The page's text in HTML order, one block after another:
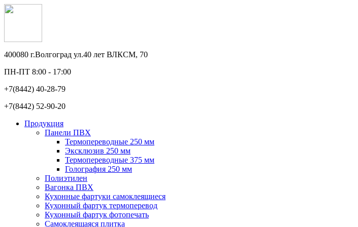
400080 г.Волгоград ул.40 лет ВЛКСМ, 70
ПН-ПТ 8:00 - 17:00
+7(8442) 40-28-79
+7(8442) 52-90-20
Продукция
Панели ПВХ
Термопереводные 250 мм
Эксклюзив 250 мм
Термопереводные 375 мм
Голография 250 мм
Полиэтилен
Вагонка ПВХ
Кухонные фартуки самоклеящиеся
Кухонный фартук термоперевод
Кухонный фартук фотопечать
Самоклеящаяся плитка